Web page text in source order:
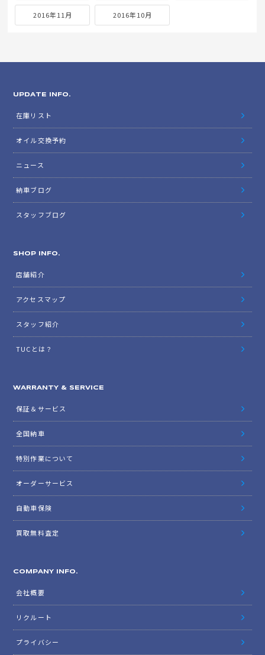
2016年11月 2016年10月
UPDATE INFO.
在庫リスト
オイル交換予約
ニュース
納車ブログ
スタッフブログ
SHOP INFO.
店舗紹介
アクセスマップ
スタッフ紹介
TUCとは？
WARRANTY & SERVICE
保証＆サービス
全国納車
特別作業について
オーダーサービス
自動車保険
買取無料査定
COMPANY INFO.
会社概要
リクルート
プライバシー